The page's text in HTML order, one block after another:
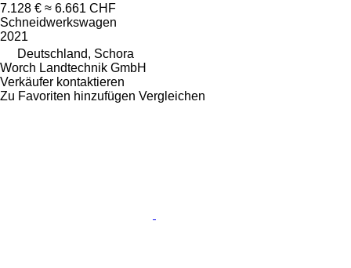
7.128 € ≈ 6.661 CHF
Schneidwerkswagen
2021
Deutschland, Schora
Worch Landtechnik GmbH
Verkäufer kontaktieren
Zu Favoriten hinzufügen Vergleichen